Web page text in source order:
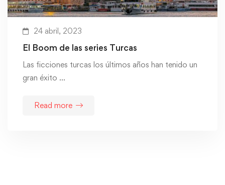
24 abril, 2023
El Boom de las series Turcas
Las ficciones turcas los últimos años han tenido un
gran éxito …
Read more